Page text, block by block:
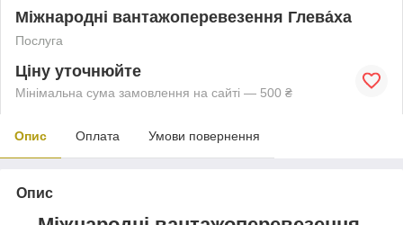
Міжнародні вантажоперевезення Глева́ха
Послуга
Ціну уточнюйте
Мінімальна сума замовлення на сайті — 500 ₴
Опис Оплата Умови повернення
Опис